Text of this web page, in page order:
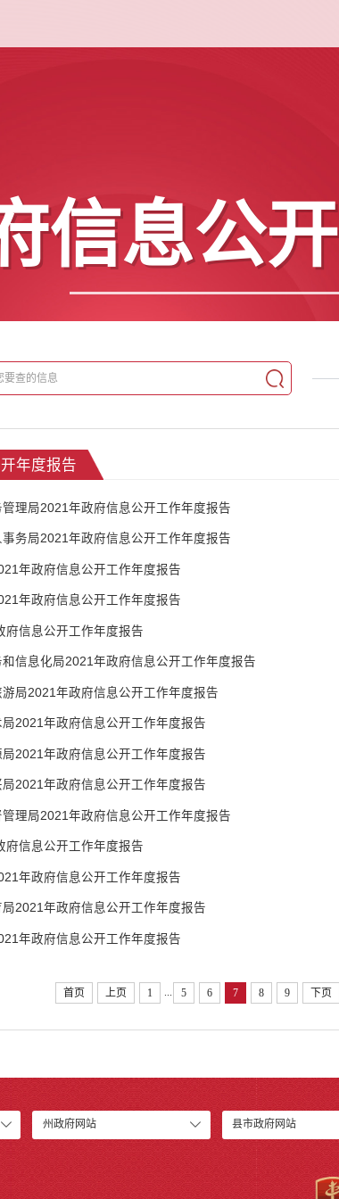
信息公开
年度报告
理局2021年政府信息公开工作年度报告
务局2021年政府信息公开工作年度报告
年政府信息公开工作年度报告
年政府信息公开工作年度报告
府信息公开工作年度报告
信息化局2021年政府信息公开工作年度报告
局2021年政府信息公开工作年度报告
2021年政府信息公开工作年度报告
2021年政府信息公开工作年度报告
2021年政府信息公开工作年度报告
理局2021年政府信息公开工作年度报告
府信息公开工作年度报告
年政府信息公开工作年度报告
2021年政府信息公开工作年度报告
年政府信息公开工作年度报告
首页 上页 1 5 6 7 8 9 下页
州政府网站 县市政府网站